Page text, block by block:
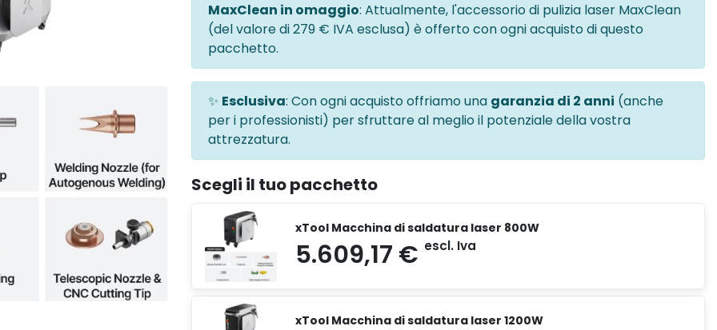
MaxClean in omaggio: Attualmente, l'accessorio di pulizia laser MaxClean
(del valore di 279 € IVA esclusa) è offerto con ogni acquisto di questo
pacchetto.
✨ Esclusiva: Con ogni acquisto offriamo una garanzia di 2 anni (anche
per i professionisti) per sfruttare al meglio il potenziale della vostra
attrezzatura.
Scegli il tuo pacchetto
xTool Macchina di saldatura laser 800W
xTool Macchina di saldatura laser 1200W